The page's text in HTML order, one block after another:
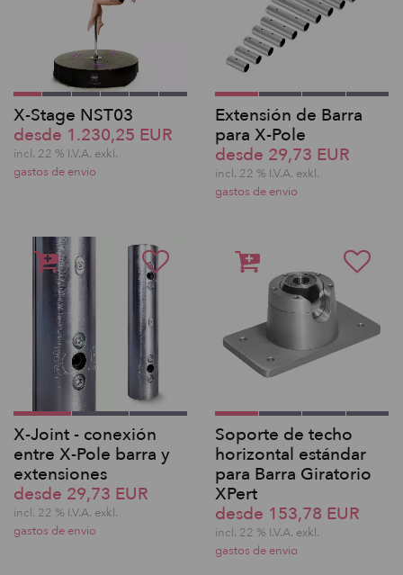
X-Stage NST03
desde 1.230,25 EUR
incl. 22 % I.V.A. exkl.
gastos de envio
Extensión de Barra
para X-Pole
desde 29,73 EUR
incl. 22 % I.V.A. exkl.
gastos de envio
X-Joint - conexión
entre X-Pole barra y
extensiones
desde 29,73 EUR
incl. 22 % I.V.A. exkl.
gastos de envio
Soporte de techo
horizontal estándar
para Barra Giratorio
XPert
desde 153,78 EUR
incl. 22 % I.V.A. exkl.
gastos de envio